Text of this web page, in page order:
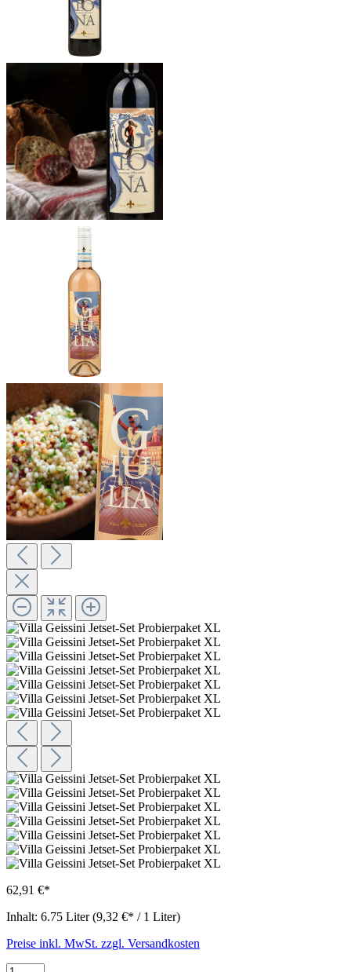
62,91 €*
Inhalt: 6.75 Liter(9,32 €* / 1 Liter)
Preise inkl. MwSt. zzgl. Versandkosten